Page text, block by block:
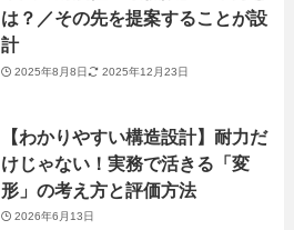
は？／その先を提案することが設
計
2025年8月8日 2025年12月23日
【わかりやすい構造設計】耐力だ
けじゃない！実務で活きる「変
形」の考え方と評価方法
2026年6月13日